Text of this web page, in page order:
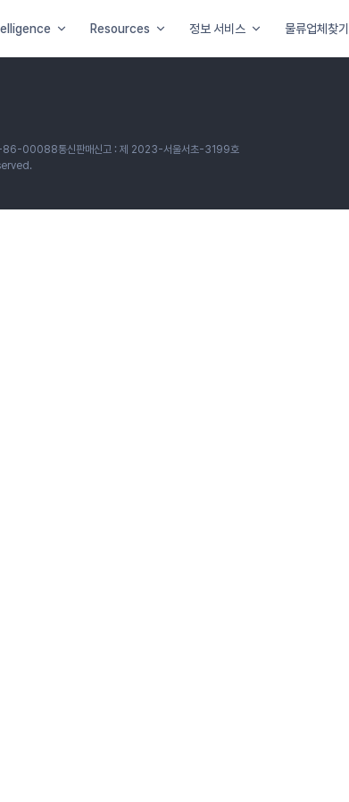
Resources 정보 서비스 물류업체찾기
86-00088통신판매신고 : 제 2023-서울서초-3199호